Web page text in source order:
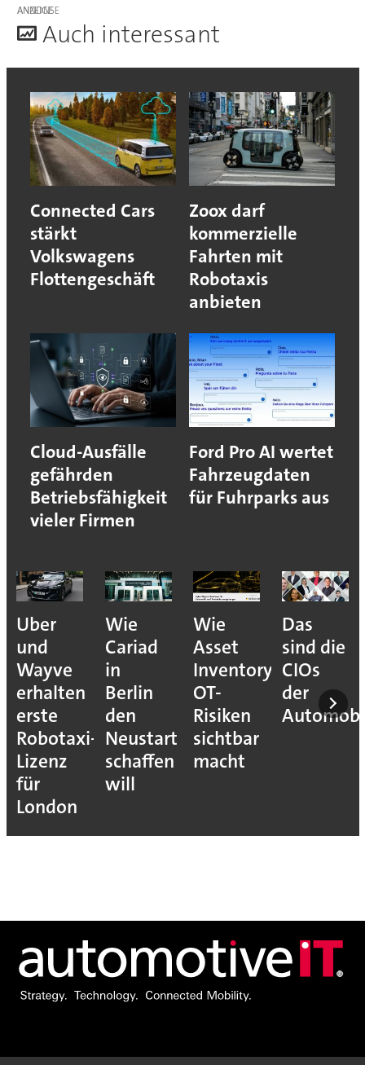
ANZEIGE
Auch interessant
Connected Cars
stärkt
Volkswagens
Flottengeschäft
Zoox darf
kommerzielle
Fahrten mit
Robotaxis
anbieten
Cloud-Ausfälle
gefährden
Betriebsfähigkeit
vieler Firmen
Ford Pro AI wertet
Fahrzeugdaten
für Fuhrparks aus
Uber
und
Wayve
erhalten
erste
Robotaxi-
Lizenz
für
London
Wie
Cariad
in
Berlin
den
Neustart
schaffen
will
Wie
Asset
Inventory
OT-
Risiken
sichtbar
macht
Das
sind die
CIOs
der